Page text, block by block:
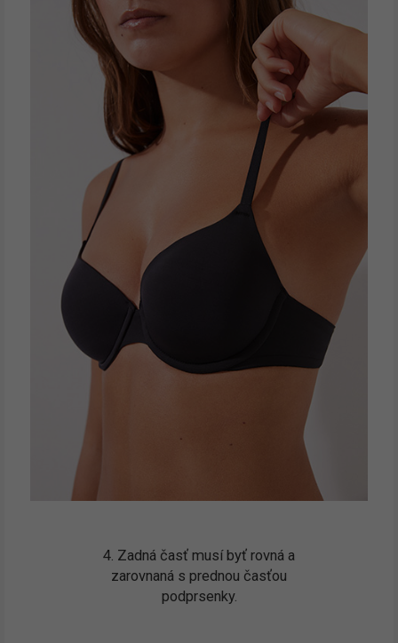
4. Zadná časť musí byť rovná a
zarovnaná s prednou časťou
podprsenky.